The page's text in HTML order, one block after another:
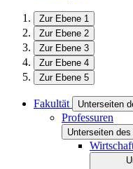
Zur Ebene 1
Zur Ebene 2
Zur Ebene 3
Zur Ebene 4
Zur Ebene 5
Fakultät Unterseiten
Professuren
Unterseiten